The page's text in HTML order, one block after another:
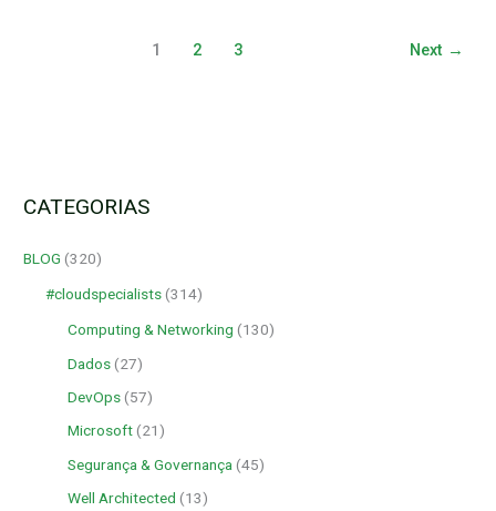
1 2 3 Next →
CATEGORIAS
BLOG (320)
#cloudspecialists (314)
Computing & Networking (130)
Dados (27)
DevOps (57)
Microsoft (21)
Segurança & Governança (45)
Well Architected (13)